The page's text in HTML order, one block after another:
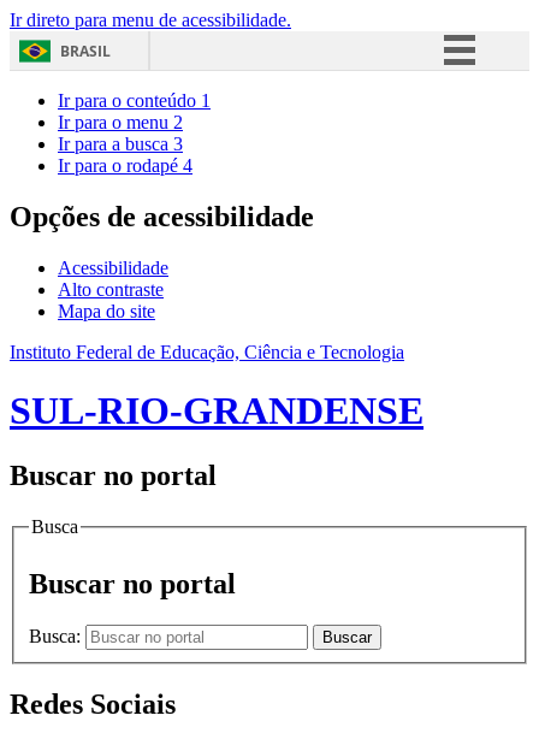
Ir direto para menu de acessibilidade.
BRASIL
Acesso à informação
Ir para o conteúdo 1
Ir para o menu 2
Ir para a busca 3
Ir para o rodapé 4
Opções de acessibilidade
Acessibilidade
Alto contraste
Mapa do site
Instituto Federal de Educação, Ciência e Tecnologia
SUL-RIO-GRANDENSE
Buscar no portal
Busca
Buscar no portal
Busca: Buscar
Redes Sociais